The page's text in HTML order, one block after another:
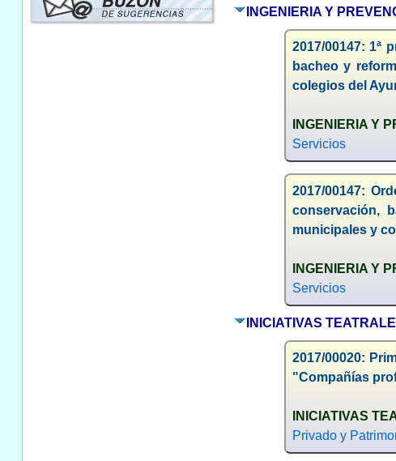
INGENIERIA Y
2017/00147: 1ª
bacheo y
colegios del
INGENIERIA Y
Servicios
2017/00147:
conservación,
municipales y
INGENIERIA Y
Servicios
INICIATIVAS
2017/00020:
"Compañías
INICIATIVAS
Privado y